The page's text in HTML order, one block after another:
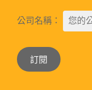
公司名稱：